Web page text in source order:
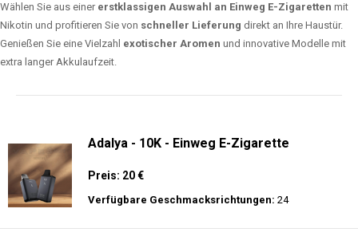
Wählen Sie aus einer erstklassigen Auswahl an Einweg E-Zigaretten mit
Nikotin und profitieren Sie von schneller Lieferung direkt an Ihre Haustür.
Genießen Sie eine Vielzahl exotischer Aromen und innovative Modelle mit
extra langer Akkulaufzeit.
Adalya - 10K - Einweg E-Zigarette
Preis: 20 €
Verfügbare Geschmacksrichtungen: 24